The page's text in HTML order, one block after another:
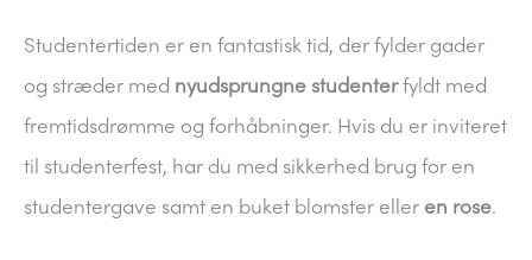
Studentertiden er en fantastisk tid, der fylder gader
og stræder med nyudsprungne studenterfyldt med
fremtidsdrømme og forhåbninger. Hvis du er inviteret
til studenterfest, har du med sikkerhed brug for en
studentergave samt en buket blomster eller en rose.